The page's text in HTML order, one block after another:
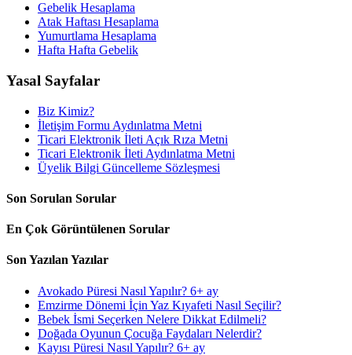
Gebelik Hesaplama
Atak Haftası Hesaplama
Yumurtlama Hesaplama
Hafta Hafta Gebelik
Yasal Sayfalar
Biz Kimiz?
İletişim Formu Aydınlatma Metni
Ticari Elektronik İleti Açık Rıza Metni
Ticari Elektronik İleti Aydınlatma Metni
Üyelik Bilgi Güncelleme Sözleşmesi
Son Sorulan Sorular
En Çok Görüntülenen Sorular
Son Yazılan Yazılar
Avokado Püresi Nasıl Yapılır? 6+ ay
Emzirme Dönemi İçin Yaz Kıyafeti Nasıl Seçilir?
Bebek İsmi Seçerken Nelere Dikkat Edilmeli?
Doğada Oyunun Çocuğa Faydaları Nelerdir?
Kayısı Püresi Nasıl Yapılır? 6+ ay